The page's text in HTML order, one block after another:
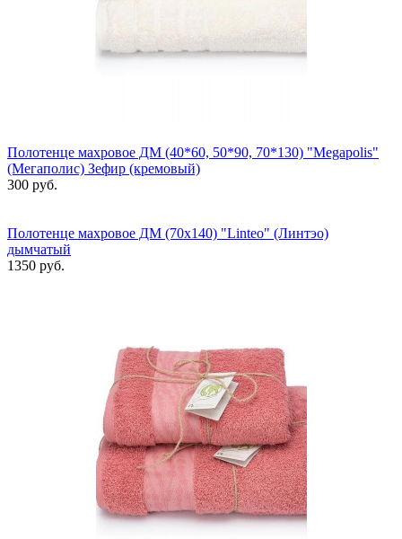
Полотенце махровое ДМ (40*60, 50*90, 70*130) "Megapolis"
(Мегаполис) Зефир (кремовый)
300 руб.
Полотенце махровое ДМ (70х140) "Linteo" (Линтэо)
дымчатый
1350 руб.